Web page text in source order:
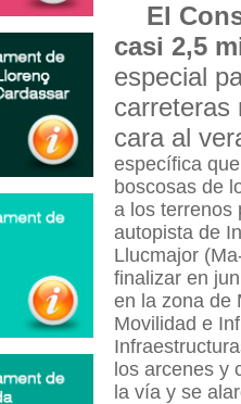
El
casi 2,5
especial
carreteras
cara al
específica
boscosas de
a los terrenos
autopista de
Llucmajor
finalizar en
en la zona de
Movilidad e
los arcenes y
la vía y se